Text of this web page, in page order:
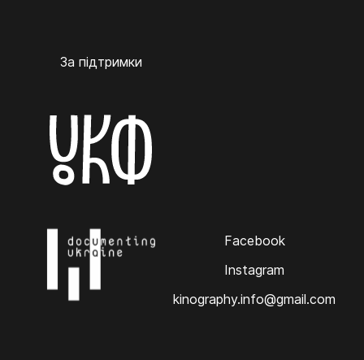
За підтримки
Facebook
Instagram
kinography.info@gmail.com